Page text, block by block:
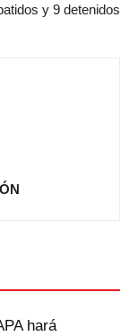
y 9 detenidos
hará